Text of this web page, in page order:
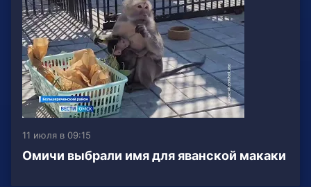
11 июля в 09:15
Омичи выбрали имя для яванской макаки